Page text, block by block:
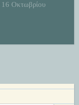
16 Οκτωβρίου